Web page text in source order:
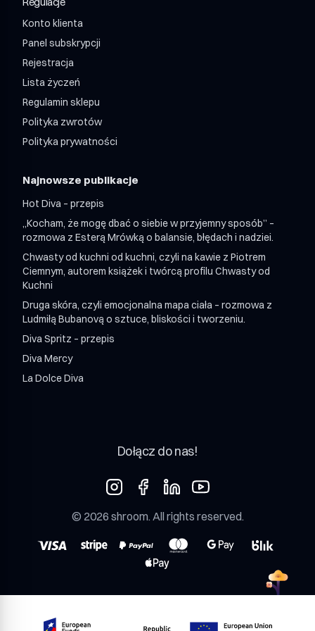
Shroom Mix 24 + 24 / miesiąc
Konto klienta
Panel subskrypcji
Rejestracja
Lista życzeń
Regulamin sklepu
Polityka zwrotów
Polityka prywatności
Najnowsze publikacje
Hot Diva – przepis
„Kocham, że mogę dbać o siebie w przyjemny sposób” –
rozmowa z Esterą Mrówką o balansie, błędach i nadziei.
Chwasty od kuchni od kuchni, czyli na kawie z Piotrem
Ciemnym, autorem książek i twórcą profilu Chwasty od
Kuchni
Druga skóra, czyli emocjonalna mapa ciała – rozmowa z
Ludmiłą Bubanovą o sztuce, bliskości i tworzeniu.
Diva Spritz – przepis
Diva Mercy
La Dolce Diva
Dołącz do nas!
© 2026 shroom. All rights reserved.